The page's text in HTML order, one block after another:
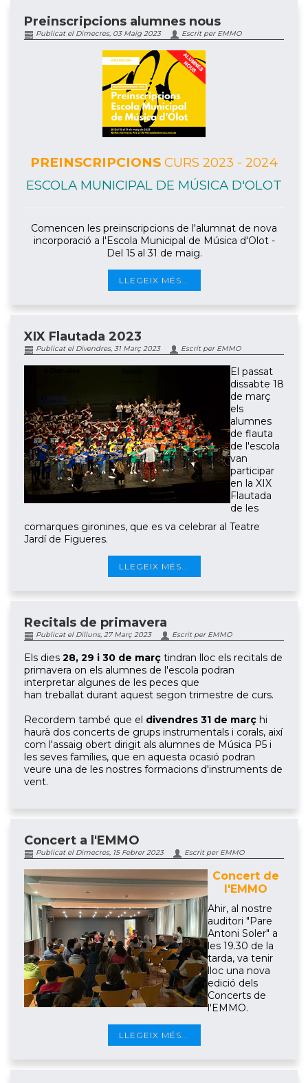
Preinscripcions alumnes nous
Publicat el Dimecres, 03 Maig 2023 Escrit per EMMO
PREINSCRIPCIONS CURS 2023 - 2024
ESCOLA MUNICIPAL DE MÚSICA D'OLOT
Comencen les preinscripcions de l'alumnat de nova
incorporació a l'Escola Municipal de Música d'Olot -
Del 15 al 31 de maig.
LLEGEIX MÉS...
XIX Flautada 2023
Publicat el Divendres, 31 Març 2023 Escrit per EMMO
El passat
dissabte 18
de març
els
alumnes
de flauta
de l'escola
van
participar
en la XIX
Flautada
de les
comarques gironines, que es va celebrar al Teatre
Jardí de Figueres.
LLEGEIX MÉS...
Recitals de primavera
Publicat el Dilluns, 27 Març 2023 Escrit per EMMO
Els dies 28, 29 i 30 de març tindran lloc els recitals de
primavera on els alumnes de l'escola podran
interpretar algunes de les peces que
han treballat durant aquest segon trimestre de curs.
Recordem també que el divendres 31 de març hi
haurà dos concerts de grups instrumentals i corals, així
com l'assaig obert dirigit als alumnes de Música P5 i
les seves famílies, que en aquesta ocasió podran
veure una de les nostres formacions d'instruments de
vent.
Concert a l'EMMO
Publicat el Dimecres, 15 Febrer 2023 Escrit per EMMO
Concert de
l'EMMO
Ahir, al nostre
auditori "Pare
Antoni Soler" a
les 19.30 de la
tarda, va tenir
lloc una nova
edició dels
Concerts de
l'EMMO.
LLEGEIX MÉS...